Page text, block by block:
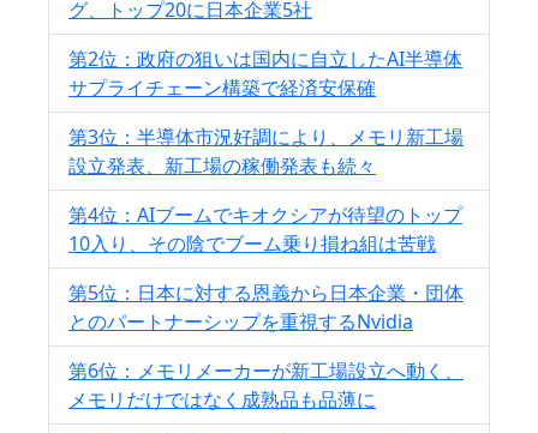
グ、トップ20に日本企業5社
第2位：政府の狙いは国内に自立したAI半導体
サプライチェーン構築で経済安保確
第3位：半導体市況好調により、メモリ新工場
設立発表、新工場の稼働発表も続々
第4位：AIブームでキオクシアが待望のトップ
10入り、その陰でブーム乗り損ね組は苦戦
第5位：日本に対する恩義から日本企業・団体
とのパートナーシップを重視するNvidia
第6位：メモリメーカーが新工場設立へ動く、
メモリだけではなく成熟品も品薄に